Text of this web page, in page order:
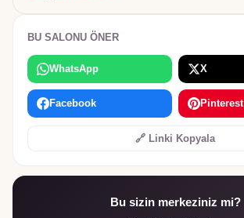
BU SALONU ÖNER
WhatsApp X
Facebook Pinterest
🔗 Linki Kopyala
Bu sizin merkeziniz mi?